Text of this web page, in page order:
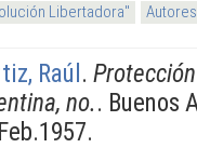
Libertadora"
Raúl.
no.. Buenos